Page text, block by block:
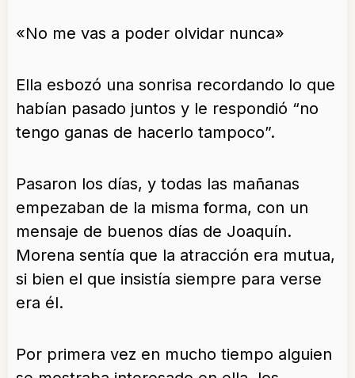
«No me vas a poder olvidar nunca»
Ella esbozó una sonrisa recordando lo que
habían pasado juntos y le respondió “no
tengo ganas de hacerlo tampoco”.
Pasaron los días, y todas las mañanas
empezaban de la misma forma, con un
mensaje de buenos días de Joaquín.
Morena sentía que la atracción era mutua,
si bien el que insistía siempre para verse
era él.
Por primera vez en mucho tiempo alguien